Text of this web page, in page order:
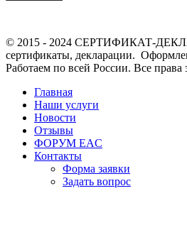
© 2015 - 2024 СЕРТИФИКАТ-
сертификаты, декларации.
Работаем по всей России. Все
Главная
Наши услуги
Новости
Отзывы
ФОРУМ EAC
Контакты
Форма заявки
Задать вопрос